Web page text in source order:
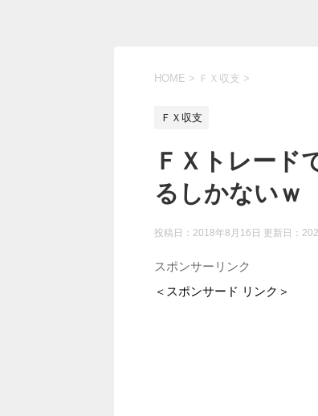
HOME > ＦＸ収支 >
ＦＸ収支
ＦＸトレード
るしかないｗ
投稿日：2018年8月16日 更新日：
スポンサーリンク
＜スポンサード リンク＞